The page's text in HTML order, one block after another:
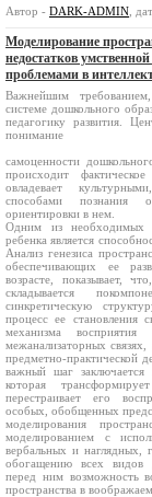
Автор - DARK-ADMIN ,
Моделирование
недостатков
проблемами в
Важнейшим
системе дошкольного
педагогику развития.
понимание
самоценности
происходит
овладевает
способами
ориентировки в нем.
Одним из необходимых
ребенка является
Анализ генезиса
обеспечивающих ее
возрасте, показывает,
складывается
синкретическую
процесс ее становления
механизма восприятия
межанализаторных
предметно-практической
важный шаг заключается
которая
перестраивает его
особых, обобщенных
моделирования
моделированием с
вербальных и наглядных,
обогащению всех видов
перед ним возможность
пространства в